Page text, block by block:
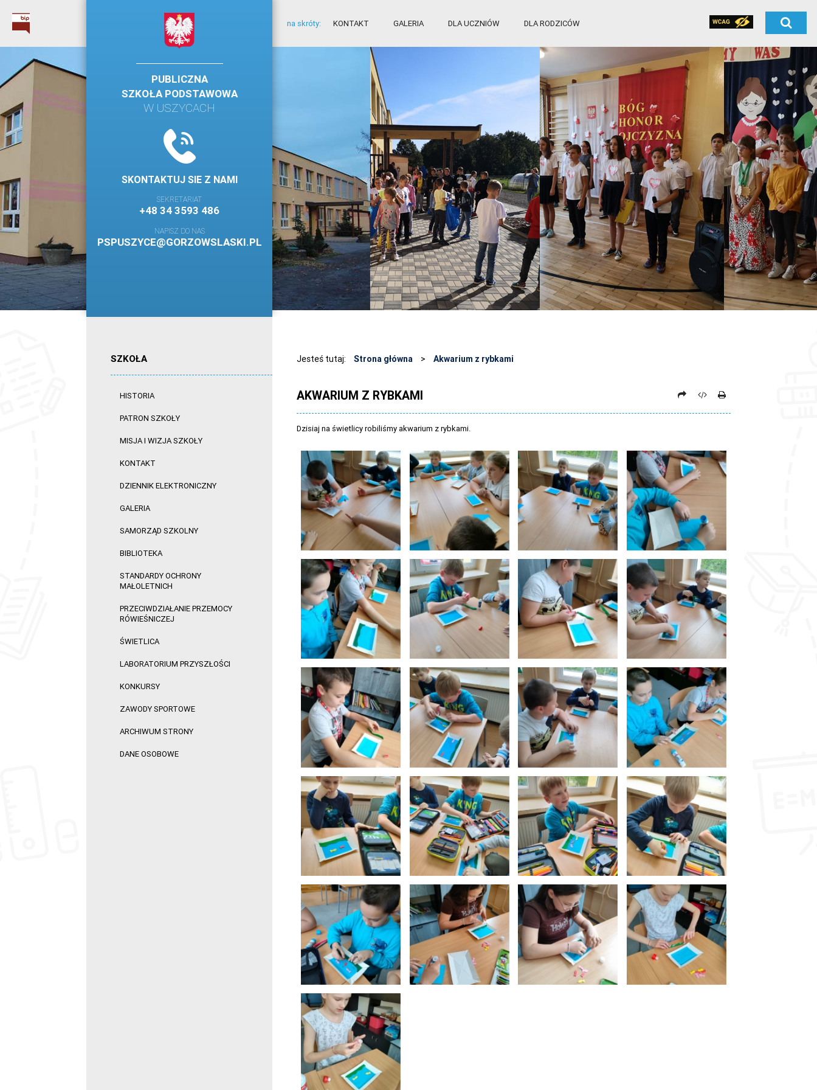
na skróty: KONTAKT GALERIA DLA UCZNIÓW DLA RODZICÓW
PUBLICZNA
SZKOŁA PODSTAWOWA
W USZYCACH
SKONTAKTUJ SIE Z NAMI
SEKRETARIAT
+48 34 3593 486
NAPISZ DO NAS
PSPUSZYCE@GORZOWSLASKI.PL
SZKOŁA
HISTORIA
PATRON SZKOŁY
MISJA I WIZJA SZKOŁY
KONTAKT
DZIENNIK ELEKTRONICZNY
GALERIA
SAMORZĄD SZKOLNY
BIBLIOTEKA
STANDARDY OCHRONY
MAŁOLETNICH
PRZECIWDZIAŁANIE PRZEMOCY
RÓWIEŚNICZEJ
ŚWIETLICA
LABORATORIUM PRZYSZŁOŚCI
KONKURSY
ZAWODY SPORTOWE
ARCHIWUM STRONY
DANE OSOBOWE
Jesteś tutaj: Strona główna > Akwarium z rybkami
AKWARIUM Z RYBKAMI
Dzisiaj na świetlicy robiliśmy akwarium z rybkami.